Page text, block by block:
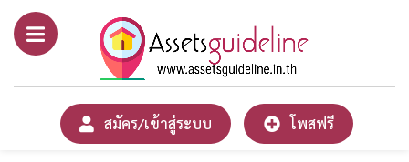
สมัคร/เข้าสู่ระบบ โพสฟรี